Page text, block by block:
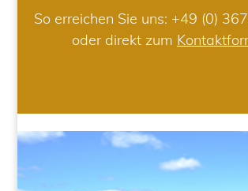
So erreichen Sie uns: +49 (0)
oder direkt zum